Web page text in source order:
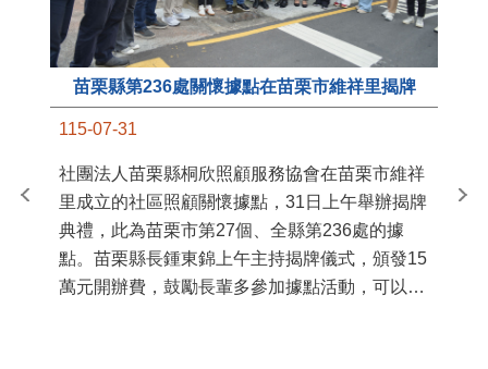
苗栗縣第236處關懷據點在苗栗市維祥里揭牌
115-07-31
社團法人苗栗縣桐欣照顧服務協會在苗栗市維祥
里成立的社區照顧關懷據點，31日上午舉辦揭牌
典禮，此為苗栗市第27個、全縣第236處的據
點。苗栗縣長鍾東錦上午主持揭牌儀式，頒發15
萬元開辦費，鼓勵長輩多參加據點活動，可以更
苗